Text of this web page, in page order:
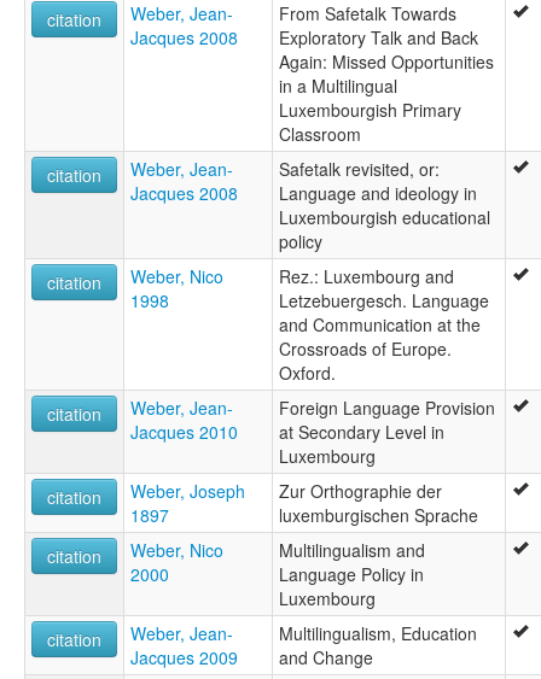
citation
Weber, Jean-
Jacques 2008
From Safetalk Towards
Exploratory Talk and Back
Again: Missed Opportunities
in a Multilingual
Luxembourgish Primary
Classroom
citation
Weber, Jean-
Jacques 2008
Safetalk revisited, or:
Language and ideology in
Luxembourgish educational
policy
citation
Weber, Nico
1998
Rez.: Luxembourg and
Letzebuergesch. Language
and Communication at the
Crossroads of Europe.
Oxford.
citation
Weber, Jean-
Jacques 2010
Foreign Language Provision
at Secondary Level in
Luxembourg
citation
Weber, Joseph
1897
Zur Orthographie der
luxemburgischen Sprache
citation
Weber, Nico
2000
Multilingualism and
Language Policy in
Luxembourg
citation
Weber, Jean-
Jacques 2009
Multilingualism, Education
and Change